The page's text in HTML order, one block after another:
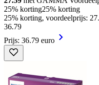
25% korting25% korting
25% korting, voordeelprijs:
36.79
Prijs: 36.79 euro